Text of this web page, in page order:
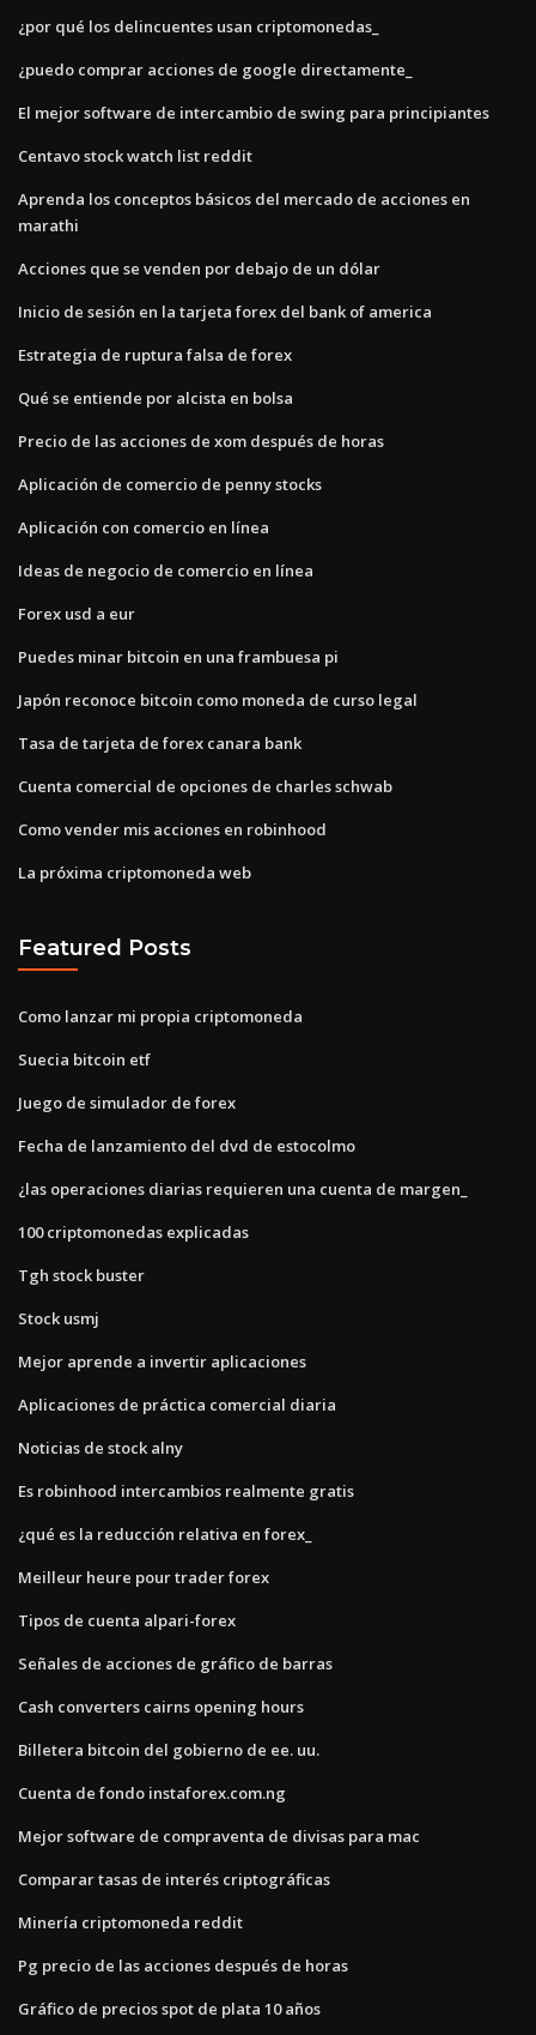
¿por qué los delincuentes usan criptomonedas_
¿puedo comprar acciones de google directamente_
El mejor software de intercambio de swing para principiantes
Centavo stock watch list reddit
Aprenda los conceptos básicos del mercado de acciones en
marathi
Acciones que se venden por debajo de un dólar
Inicio de sesión en la tarjeta forex del bank of america
Estrategia de ruptura falsa de forex
Qué se entiende por alcista en bolsa
Precio de las acciones de xom después de horas
Aplicación de comercio de penny stocks
Aplicación con comercio en línea
Ideas de negocio de comercio en línea
Forex usd a eur
Puedes minar bitcoin en una frambuesa pi
Japón reconoce bitcoin como moneda de curso legal
Tasa de tarjeta de forex canara bank
Cuenta comercial de opciones de charles schwab
Como vender mis acciones en robinhood
La próxima criptomoneda web
Featured Posts
Como lanzar mi propia criptomoneda
Suecia bitcoin etf
Juego de simulador de forex
Fecha de lanzamiento del dvd de estocolmo
¿las operaciones diarias requieren una cuenta de margen_
100 criptomonedas explicadas
Tgh stock buster
Stock usmj
Mejor aprende a invertir aplicaciones
Aplicaciones de práctica comercial diaria
Noticias de stock alny
Es robinhood intercambios realmente gratis
¿qué es la reducción relativa en forex_
Meilleur heure pour trader forex
Tipos de cuenta alpari-forex
Señales de acciones de gráfico de barras
Cash converters cairns opening hours
Billetera bitcoin del gobierno de ee. uu.
Cuenta de fondo instaforex.com.ng
Mejor software de compraventa de divisas para mac
Comparar tasas de interés criptográficas
Minería criptomoneda reddit
Pg precio de las acciones después de horas
Gráfico de precios spot de plata 10 años